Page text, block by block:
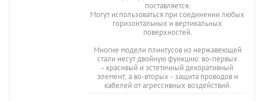
поставляется.
Могут использоваться при соединении любых
горизонтальных и вертикальных
поверхностей.
Многие модели плинтусов из нержавеющей
стали несут двойную функцию: во-первых
- красивый и эстетичный декоративный
элемент, а во-вторых - защита проводов и
кабелей от агрессивных воздействий.